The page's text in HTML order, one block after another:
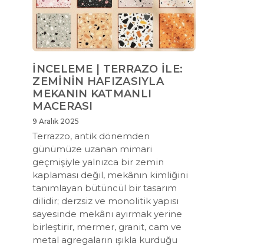
İNCELEME | TERRAZO İLE:
ZEMİNİN HAFIZASIYLA
MEKANIN KATMANLI
MACERASI
9 Aralık 2025
Terrazzo, antik dönemden
günümüze uzanan mimari
geçmişiyle yalnızca bir zemin
kaplaması değil, mekânın kimliğini
tanımlayan bütüncül bir tasarım
dilidir; derzsiz ve monolitik yapısı
sayesinde mekânı ayırmak yerine
birleştirir, mermer, granit, cam ve
metal agregaların ışıkla kurduğu